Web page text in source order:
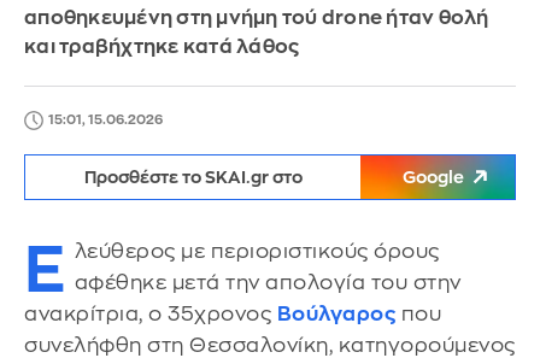
αποθηκευμένη στη μνήμη τού drone ήταν θολή
και τραβήχτηκε κατά λάθος
15:01, 15.06.2026
Προσθέστε το SKAI.gr στο Google
Ε λεύθερος με περιοριστικούς όρους
αφέθηκε μετά την απολογία του στην
ανακρίτρια, ο 35χρονος Βούλγαρος που
συνελήφθη στη Θεσσαλονίκη, κατηγορούμενος